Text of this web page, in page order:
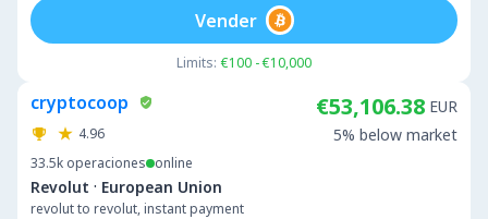
Limits: €100 - €10,000
Vender
cryptocoop
4.96
33.5k operaciones online
Revolut · European Union
revolut to revolut, instant payment
€53,106.38 EUR
5% below market